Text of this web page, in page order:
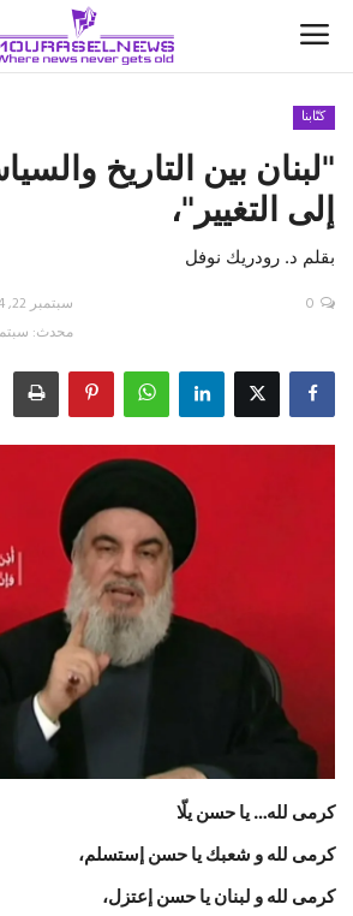
الأخبار
كتّابنا
علوم وتكنولوجيا
كتّابنا
"لبنان بين التاريخ
إلى التغيير"،
بقلم د. رودريك نوفل
سبتمبر 22, 2024 - 19:48
محدث: سبتمبر 22, 2024 -
0
كرمى لله… يا حسن يلّا
كرمى لله و شعبك يا حسن إستسلم،
كرمى لله و لبنان يا حسن إعتزل،